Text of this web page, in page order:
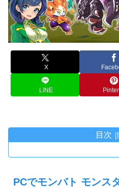
X
LINE
目次
PCでモンバト モンス